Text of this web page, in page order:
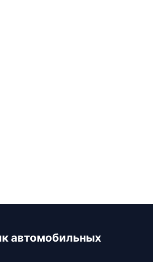
автомобильных